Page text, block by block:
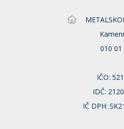
010 01
IČO:
IDČ:
IČ DPH: